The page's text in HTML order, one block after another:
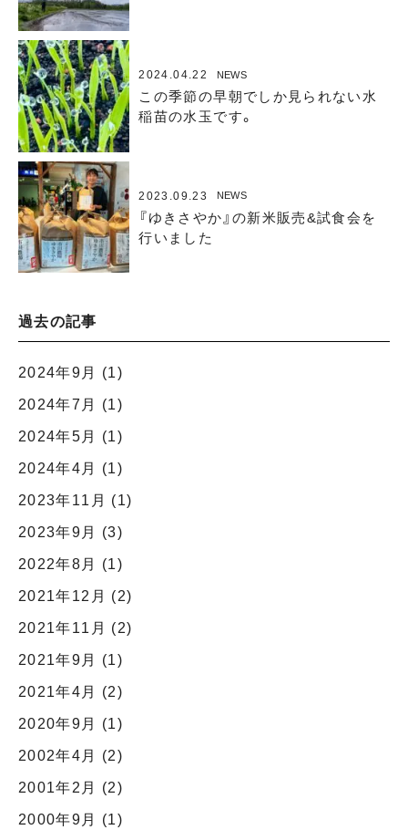
2024.04.22 NEWS
この季節の早朝でしか見られない水
稲苗の水玉です。
2023.09.23 NEWS
『ゆきさやか』の新米販売&試食会を
行いました
過去の記事
2024年9月 (1)
2024年7月 (1)
2024年5月 (1)
2024年4月 (1)
2023年11月 (1)
2023年9月 (3)
2022年8月 (1)
2021年12月 (2)
2021年11月 (2)
2021年9月 (1)
2021年4月 (2)
2020年9月 (1)
2002年4月 (2)
2001年2月 (2)
2000年9月 (1)